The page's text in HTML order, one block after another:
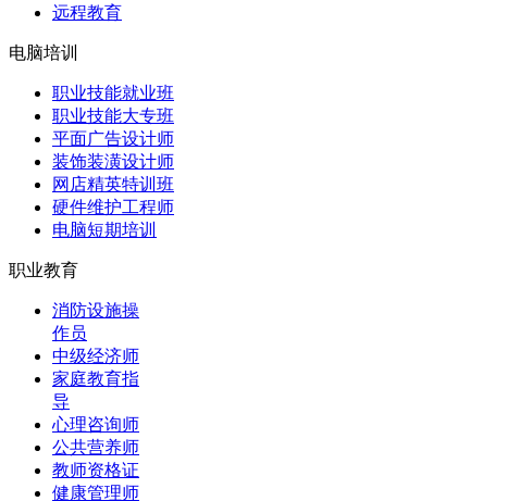
远程教育
电脑培训
职业技能就业班
职业技能大专班
平面广告设计师
装饰装潢设计师
网店精英特训班
硬件维护工程师
电脑短期培训
职业教育
消防设施操
作员
中级经济师
家庭教育指
导
心理咨询师
公共营养师
教师资格证
健康管理师